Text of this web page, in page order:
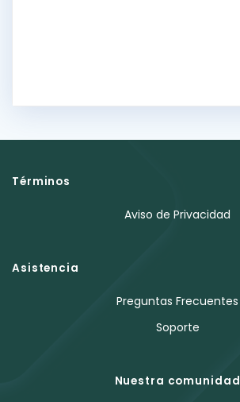
Términos
Aviso de Privacidad
Asistencia
Preguntas Frecuentes
Soporte
Nuestra comunidad